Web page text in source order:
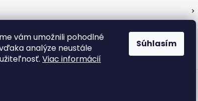
vám umožnili pohodlné
analýze neustále
Viac informácií
Súhlasím